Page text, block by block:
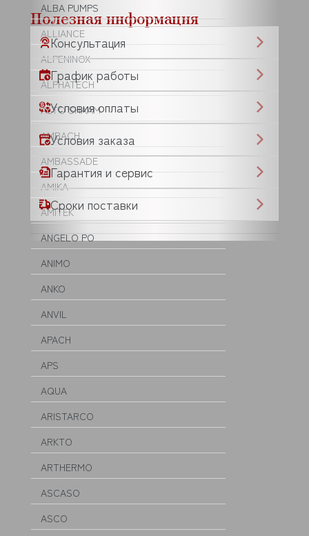
ALBA PUMPS
ALLIANCE
ALPENINOX
ALPHATECH
ALTO SHAAM
AMBACH
AMBASSADE
AMIKA
AMITEK
ANGELO PO
ANIMO
ANKO
ANVIL
APACH
APS
AQUA
ARISTARCO
ARKTO
ARTHERMO
ASCASO
ASCO
Полезная информация
Консультация
График работы
Условия оплаты
Условия заказа
Гарантия и сервис
Сроки поставки